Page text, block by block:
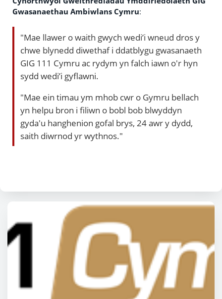
Gwasanaethau Ambiwlans Cymru:
"Mae llawer o waith gwych wedi’i wneud dros y
chwe blynedd diwethaf i ddatblygu gwasanaeth
GIG 111 Cymru ac rydym yn falch iawn o'r hyn
sydd wedi’i gyflawni.
"Mae ein timau ym mhob cwr o Gymru bellach
yn helpu bron i filiwn o bobl bob blwyddyn
gyda'u hanghenion gofal brys, 24 awr y dydd,
saith diwrnod yr wythnos."